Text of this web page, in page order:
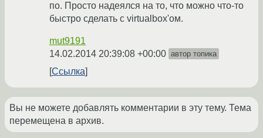
по. Просто надеялся на то, что можно что-то
быстро сделать с virtualbox'ом.
mut9191
14.02.2014 20:39:08 +00:00 автор топика
Ссылка
Вы не можете добавлять комментарии в эту тему. Тема
перемещена в архив.